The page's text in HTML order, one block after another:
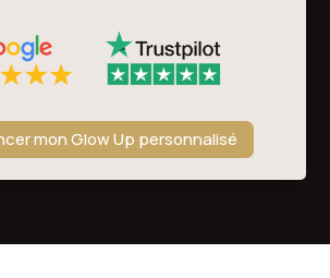
mon Glow Up personnalisé